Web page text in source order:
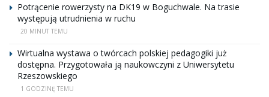
Potrącenie rowerzysty na DK19 w Boguchwale. Na trasie
występują utrudnienia w ruchu
20 MINUT TEMU
Wirtualna wystawa o twórcach polskiej pedagogiki już
dostępna. Przygotowała ją naukowczyni z Uniwersytetu
Rzeszowskiego
1 GODZINĘ TEMU